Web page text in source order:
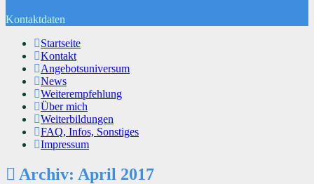
Kontaktdaten
Startseite
Kontakt
Angebotsuniversum
News
Weiterempfehlung
Über mich
Weiterbildungen
FAQ, Infos, Sonstiges
Impressum
Archiv: April 2017